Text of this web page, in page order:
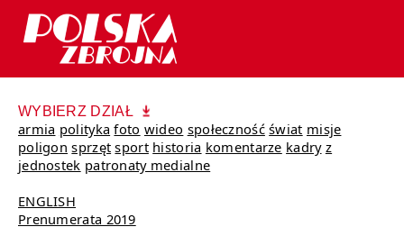
WYBIERZ DZIAŁ
armia polityka foto wideo społeczność świat misje
poligon sprzęt sport historia komentarze kadry z
jednostek patronaty medialne
ENGLISH
Prenumerata 2019